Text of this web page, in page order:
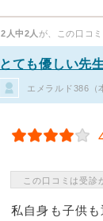
2人中2人 が、この口コ
とても優しい先
エメラルド386（
この口コミは受診
私自身も子供